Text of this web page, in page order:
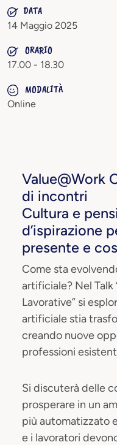
DATA
14 Maggio 2025
ORARIO
17.00 - 18.30
MODALITÀ
Online
Value@Work
di incontri
Cultura e
d’ispirazione
presente e
Come sta
artificiale? Nel
Lavorative” si
artificiale stia
creando nuove
professioni
Si discuterà delle
prosperare in un
più automatizzato
e i lavoratori